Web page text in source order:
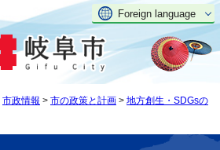
Foreign language
市政情報 > 市の政策と計画 > 地方創生・SDGsの